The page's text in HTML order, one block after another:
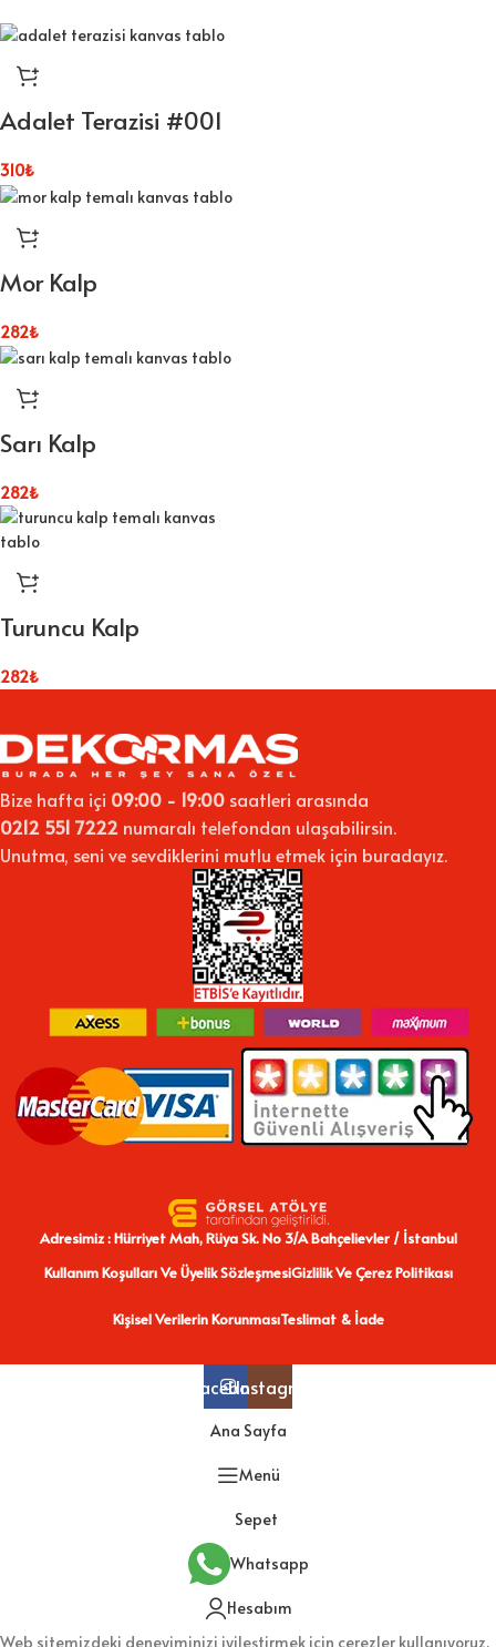
Adalet Terazisi #001
310₺
Mor Kalp
282₺
Sarı Kalp
282₺
Turuncu Kalp
282₺
Bize hafta içi 09:00 - 19:00 saatleri arasında
0212 551 7222 numaralı telefondan ulaşabilirsin.
Unutma, seni ve sevdiklerini mutlu etmek için buradayız.
Adresimiz : Hürriyet Mah, Rüya Sk. No 3/A Bahçelievler / İstanbul
Kullanım Koşulları Ve Üyelik SözleşmesiGizlilik Ve Çerez Politikası
Kişisel Verilerin KorunmasıTeslimat & İade
FacebookInstagram
Ana Sayfa
Menü
Sepet
Whatsapp
Hesabım
Web sitemizdeki deneyiminizi iyileştirmek için çerezler kullanıyoruz.